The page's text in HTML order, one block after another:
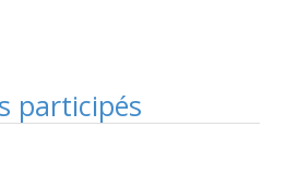
participés